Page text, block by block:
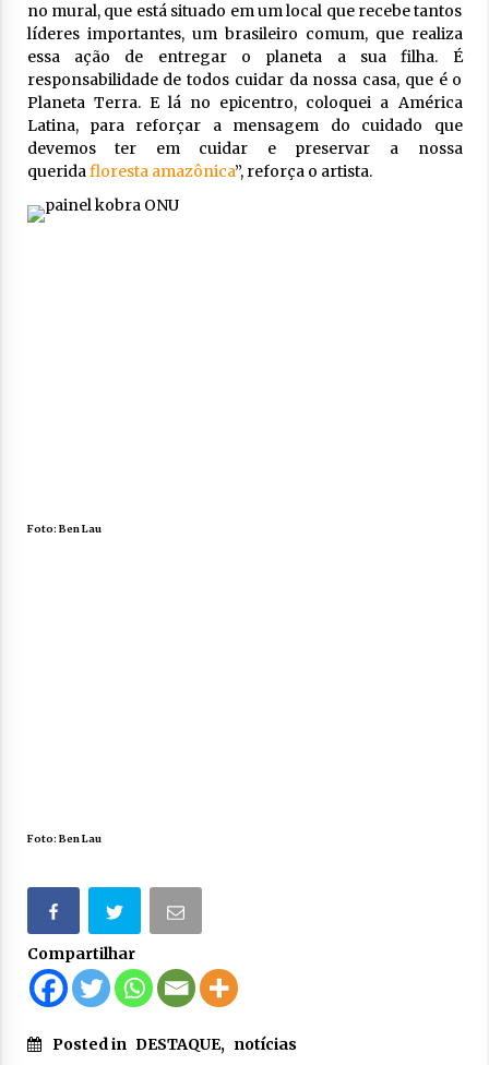
no mural, que está situado em um local que recebe tantos
líderes importantes, um brasileiro comum, que realiza
essa ação de entregar o planeta a sua filha. É
responsabilidade de todos cuidar da nossa casa, que é o
Planeta Terra. E lá no epicentro, coloquei a América
Latina, para reforçar a mensagem do cuidado que
devemos ter em cuidar e preservar a nossa
queridafloresta amazônica”, reforça o artista.
Foto: Ben Lau
Foto: Ben Lau
Compartilhar
Posted in DESTAQUE, notícias